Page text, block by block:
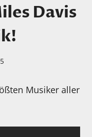
Davis
Musiker aller